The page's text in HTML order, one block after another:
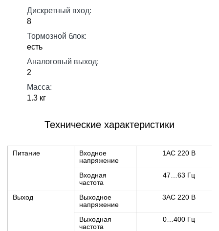
Дискретный вход:
8
Тормозной блок:
есть
Аналоговый выход:
2
Масса:
1.3 кг
Технические характеристики
Питание
Входное
напряжение
1АС 220 В
Входная
частота
47…63 Гц
Выход
Выходное
напряжение
3АС 220 В
Выходная
частота
0…400 Гц